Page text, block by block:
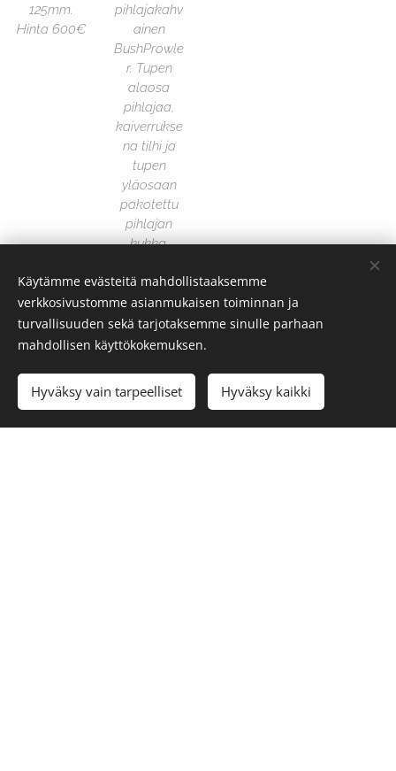
125mm.
Hinta 600€
pihlajakahv
ainen
BushProwle
r. Tupen
alaosa
pihlajaa,
kaiverrukse
na tilhi ja
tupen
yläosaan
pakotettu
pihlajan
kukka.
BushProwle
Käytämme evästeitä mahdollistaaksemme
verkkosivustomme asianmukaisen toiminnan ja
turvallisuuden sekä tarjotaksemme sinulle parhaan
mahdollisen käyttökokemuksen.
Hyväksy vain tarpeelliset Hyväksy kaikki